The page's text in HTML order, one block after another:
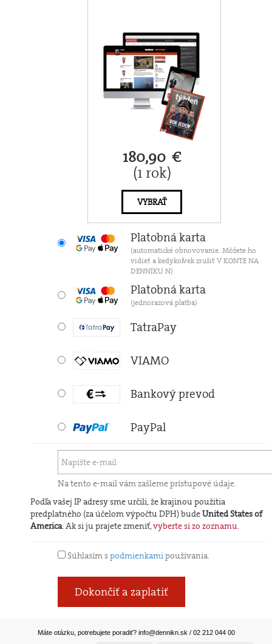
180,90 €
(1 rok)
VYBRAŤ
Platobná karta
(automatické obnovovanie. Môžete ho
vidieť a kedykoľvek zrušiť V KONTE NA
DENNÍKU N)
Platobná karta
(jednorazová platba)
TatraPay
VIAMO
Bankový prevod
PayPal
Na tento e-mail vám zašleme prístupové údaje.
Podľa vašej IP adresy sme určili, že krajinou použitia
predplatného (za účelom výpočtu DPH) budeUnited States of
America. Ak si ju prajete zmeniť,vyberte si zo zoznamu.
Súhlasím spodmienkamipoužívania.
Dokončiť a zaplatiť
Máte otázku, potrebujete poradiť? info@dennikn.sk / 02 212 044 00